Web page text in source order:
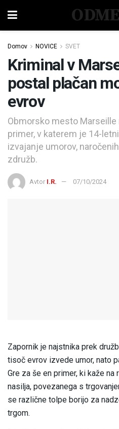
Domov NOVICE SVET
Kriminal v
postal plačan
evrov
Obmorsko mesto
primer, v katerem je 14-
izvajanje umorov,
združb.
Avtor I.R. 07/10/2024
Zapornik je najstnika prek
tisoč evrov izvede umor, nato
Gre za še en primer, ki kaže
nasilja, povezanega s
se različne tolpe borijo za
trgom.